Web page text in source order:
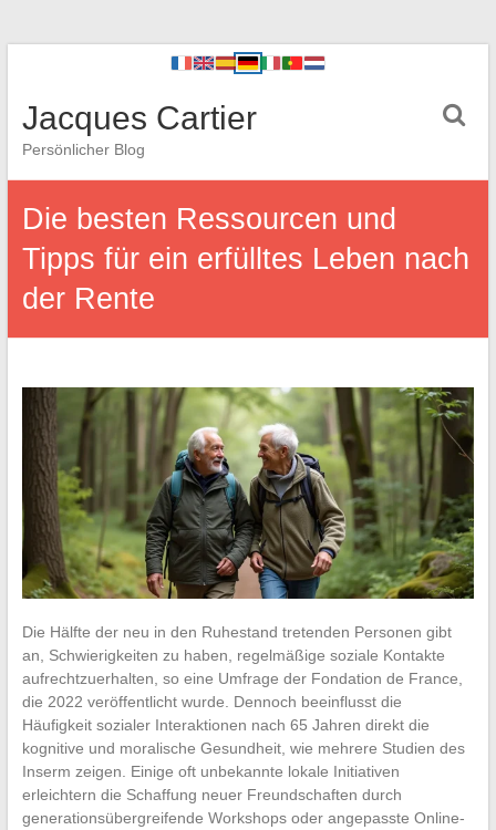
Jacques Cartier
Persönlicher Blog
Die besten Ressourcen und
Tipps für ein erfülltes Leben nach
der Rente
Die Hälfte der neu in den Ruhestand tretenden Personen gibt
an, Schwierigkeiten zu haben, regelmäßige soziale Kontakte
aufrechtzuerhalten, so eine Umfrage der Fondation de France,
die 2022 veröffentlicht wurde. Dennoch beeinflusst die
Häufigkeit sozialer Interaktionen nach 65 Jahren direkt die
kognitive und moralische Gesundheit, wie mehrere Studien des
Inserm zeigen. Einige oft unbekannte lokale Initiativen
erleichtern die Schaffung neuer Freundschaften durch
generationsübergreifende Workshops oder angepasste Online-